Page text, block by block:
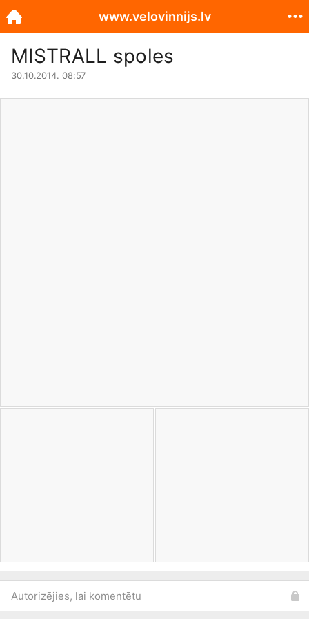
MISTRALL spoles
30.10.2014. 08:57
Autorizējies, lai komentētu
www.velovinnijs.lv